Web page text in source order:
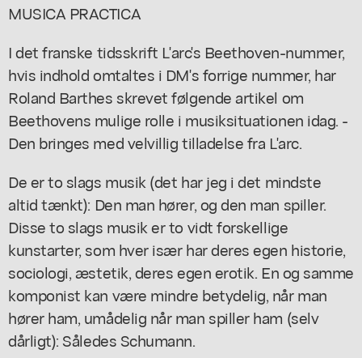
MUSICA PRACTICA
I det franske tidsskrift L'arc's Beethoven-nummer,
hvis indhold omtaltes i DM's forrige nummer, har
Roland Barthes skrevet følgende artikel om
Beethovens mulige rolle i musiksituationen idag. -
Den bringes med velvillig tilladelse fra L'arc.
De er to slags musik (det har jeg i det mindste
altid tænkt): Den man hører, og den man spiller.
Disse to slags musik er to vidt forskellige
kunstarter, som hver især har deres egen historie,
sociologi, æstetik, deres egen erotik. En og samme
komponist kan være mindre betydelig, når man
hører ham, umådelig når man spiller ham (selv
dårligt): Således Schumann.